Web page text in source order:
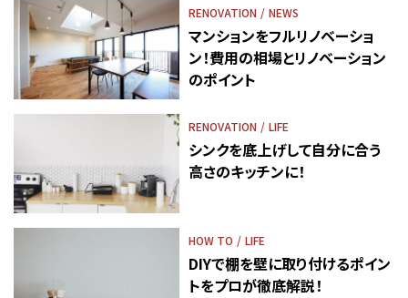
RENOVATION NEWS
マンションをフルリノベーショ
ン！費用の相場とリノベーション
のポイント
RENOVATION LIFE
シンクを底上げして自分に合う
高さのキッチンに！
HOW TO LIFE
DIYで棚を壁に取り付けるポイン
トをプロが徹底解説！